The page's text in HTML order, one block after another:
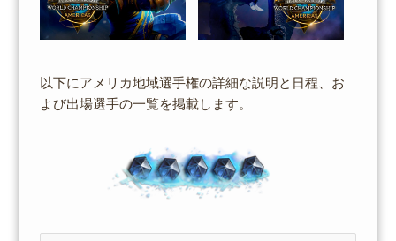
以下にアメリカ地域選手権の詳細な説明と日程、お
よび出場選手の一覧を掲載します。